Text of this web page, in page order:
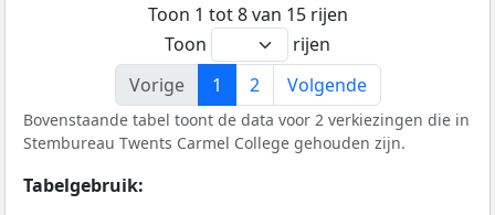
Toon 1 tot 8 van 15 rijen
Toon
rijen
Vorige
1 2 Volgende
Bovenstaande tabel toont de data voor 2 verkiezingen die in
Stembureau Twents Carmel College gehouden zijn.
Tabelgebruik: